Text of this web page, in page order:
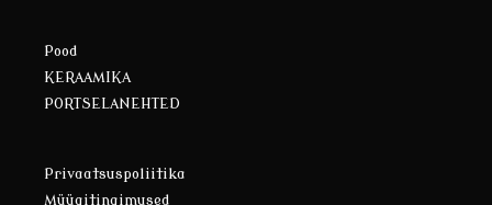
Pood
KERAAMIKA
PORTSELANEHTED
Privaatsuspoliitika
Müügitingimused